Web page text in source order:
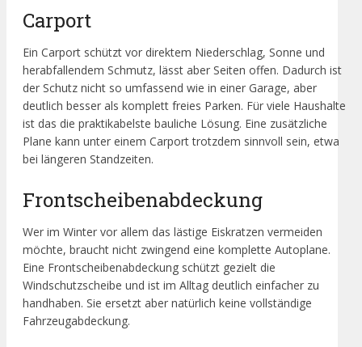
Carport
Ein Carport schützt vor direktem Niederschlag, Sonne und
herabfallendem Schmutz, lässt aber Seiten offen. Dadurch ist
der Schutz nicht so umfassend wie in einer Garage, aber
deutlich besser als komplett freies Parken. Für viele Haushalte
ist das die praktikabelste bauliche Lösung. Eine zusätzliche
Plane kann unter einem Carport trotzdem sinnvoll sein, etwa
bei längeren Standzeiten.
Frontscheibenabdeckung
Wer im Winter vor allem das lästige Eiskratzen vermeiden
möchte, braucht nicht zwingend eine komplette Autoplane.
Eine Frontscheibenabdeckung schützt gezielt die
Windschutzscheibe und ist im Alltag deutlich einfacher zu
handhaben. Sie ersetzt aber natürlich keine vollständige
Fahrzeugabdeckung.